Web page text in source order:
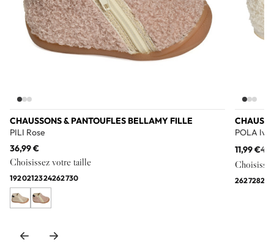
CHAUSSONS & PANTOUFLES BELLAMY FILLE
PILI Rose
36,99 €
Choisissez votre taille
1920212324262730
POLA
11,99 €
26272829